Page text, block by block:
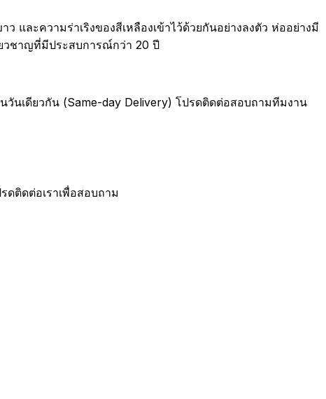
ละความร่าเริงของสีเหลืองเข้าไว้ด้วยกันอย่างลงตัว ห่ออย่างมี
วชาญที่มีประสบการณ์กว่า 20 ปี
นเดียวกัน (Same-day Delivery) โปรดติดต่อสอบถามทีมงาน
ดติดต่อเราเพื่อสอบถาม